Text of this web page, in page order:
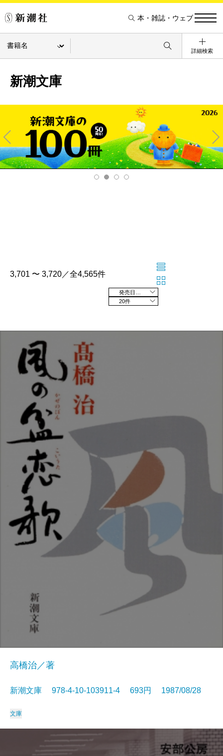
本・雑誌・ウェブ
詳細検索
新潮文庫
Pre
v
Ne
xt
3,701 〜 3,720／全4,565件
20件
高橋治／著
新潮文庫 978-4-10-103911-4 693円 1987/08/28
文庫